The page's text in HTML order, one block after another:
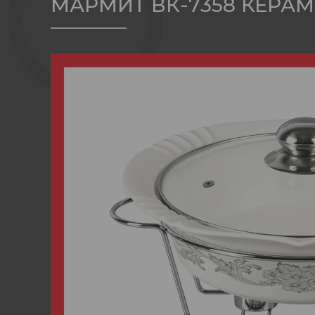
МАРМИТ ВК-7358 КЕРАМ.